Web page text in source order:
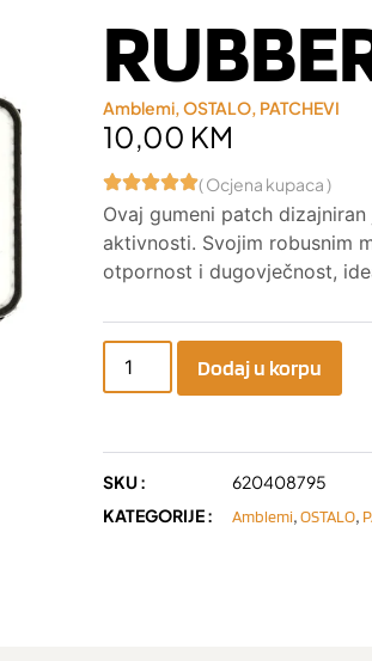
Amblemi,OSTALO, PATCHEVI
10,00 KM
( Ocjena kupaca )
Ovaj gumeni patch
aktivnosti. Svojim robusnim
otpornost i dugovječnost,
Dodaj u korpu
SKU :
620408795
KATEGORIJE :
Amblemi,OSTALO,